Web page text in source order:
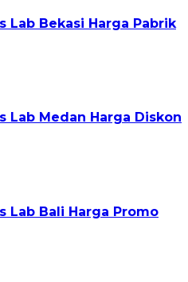
Lab Bekasi Harga Pabrik
Lab Medan Harga Diskon
Lab Bali Harga Promo